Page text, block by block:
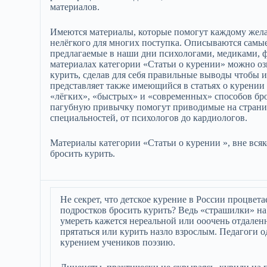
материалов.
Имеются материалы, которые помогут каждому
нелёгкого для многих поступка. Описываются
предлагаемые в наши дни психологами,
материалах категории «Статьи о курении» можно
курить, сделав для себя правильные выводы
представляет также имеющийся в статьях о
«лёгких», «быстрых» и «современных» способов
пагубную привычку помогут приводимые на
специальностей, от психологов до кардиологов.
Материалы категории «Статьи о курении », вне
бросить курить.
Не секрет, что детское курение в России
подростков бросить курить? Ведь «страшилки»
умереть кажется нереальной или ооочень
прятаться или курить назло взрослым. Педагоги
курением учеников поэзию.